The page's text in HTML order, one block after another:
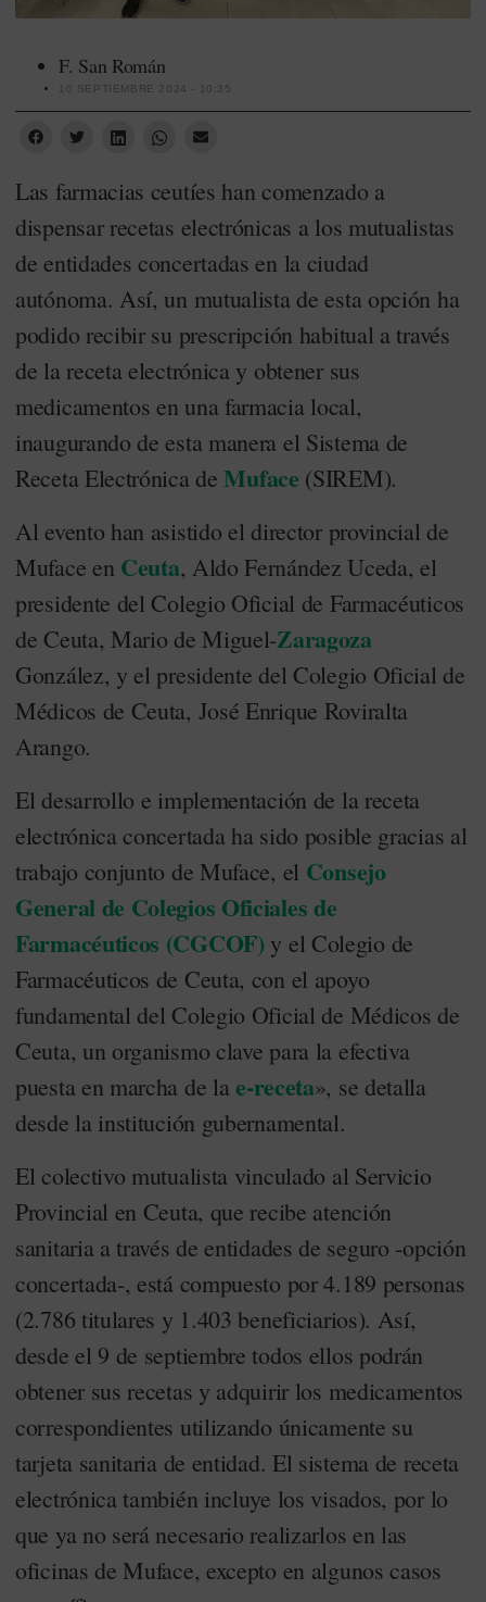
F. San Román
10 SEPTIEMBRE 2024 - 10:35
Las farmacias ceutíes han comenzado a
dispensar recetas electrónicas a los mutualistas
de entidades concertadas en la ciudad
autónoma. Así, un mutualista de esta opción ha
podido recibir su prescripción habitual a través
de la receta electrónica y obtener sus
medicamentos en una farmacia local,
inaugurando de esta manera el Sistema de
Receta Electrónica deMuface (SIREM).
Al evento han asistido el director provincial de
Muface en Ceuta, Aldo Fernández Uceda, el
presidente del Colegio Oficial de Farmacéuticos
de Ceuta, Mario de Miguel-Zaragoza
González, y el presidente del Colegio Oficial de
Médicos de Ceuta, José Enrique Roviralta
Arango.
El desarrollo e implementación de la receta
electrónica concertada ha sido posible gracias al
trabajo conjunto de Muface, el Consejo
General de Colegios Oficiales de
Farmacéuticos (CGCOF) y el Colegio de
Farmacéuticos de Ceuta, con el apoyo
fundamental del Colegio Oficial de Médicos de
Ceuta, un organismo clave para la efectiva
puesta en marcha de lae-receta», se detalla
desde la institución gubernamental.
El colectivo mutualista vinculado al Servicio
Provincial en Ceuta, que recibe atención
sanitaria a través de entidades de seguro -opción
concertada-, está compuesto por 4.189 personas
(2.786 titulares y 1.403 beneficiarios). Así,
desde el 9 de septiembre todos ellos podrán
obtener sus recetas y adquirir los medicamentos
correspondientes utilizando únicamente su
tarjeta sanitaria de entidad. El sistema de receta
electrónica también incluye los visados, por lo
que ya no será necesario realizarlos en las
oficinas de Muface, excepto en algunos casos